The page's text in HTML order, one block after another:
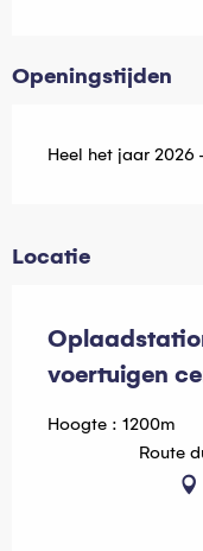
Openingstijden
Heel het jaar
Locatie
voertuigen
Hoogte : 1200m
Route